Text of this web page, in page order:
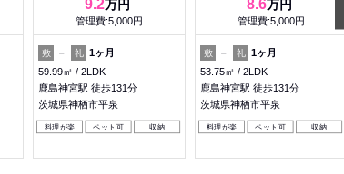
9.2万円
管理費:5,000円
敷 － 礼 1ヶ月
59.99㎡
2LDK
鹿島神宮駅 徒歩131分
茨城県神栖市平泉
料理が楽 ペット可 収納
8.6万円
管理費:5,000円
敷 － 礼 1ヶ月
53.75㎡
2LDK
鹿島神宮駅 徒歩131分
茨城県神栖市平泉
料理が楽 ペット可 収納